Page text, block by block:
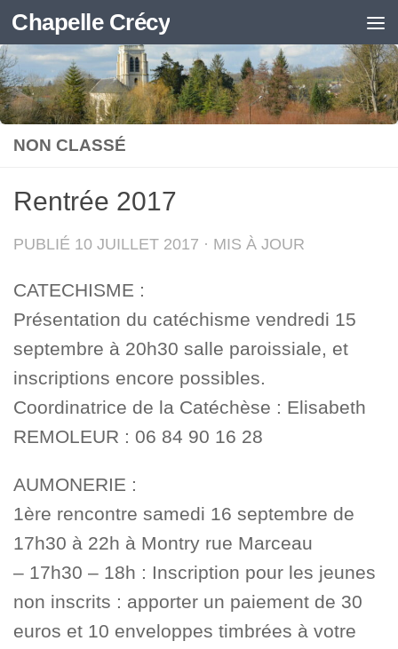
Skip to content
Chapelle Crécy
NON CLASSÉ
Rentrée 2017
PUBLIÉ 10 JUILLET 2017 · MIS À JOUR
CATECHISME :
Présentation du catéchisme vendredi 15
septembre à 20h30 salle paroissiale, et
inscriptions encore possibles.
Coordinatrice de la Catéchèse : Elisabeth
REMOLEUR : 06 84 90 16 28
AUMONERIE :
1ère rencontre samedi 16 septembre de
17h30 à 22h à Montry rue Marceau
– 17h30 – 18h : Inscription pour les jeunes
non inscrits : apporter un paiement de 30
euros et 10 enveloppes timbrées à votre